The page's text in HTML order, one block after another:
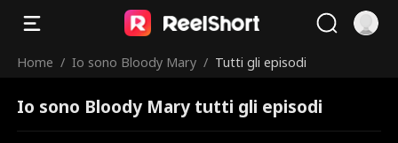
Home / Io sono Bloody Mary / Tutti gli episodi
Io sono Bloody Mary tutti gli episodi